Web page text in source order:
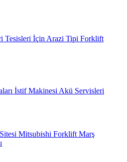
Tesisleri İçin Arazi Tipi Forklift
İstif Makinesi Akü Servisleri
Mitsubishi Forklift Marş